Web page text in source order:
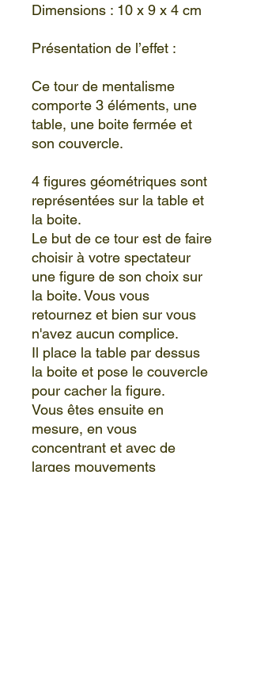
Dimensions : 10 x 9 x 4 cm
Présentation de l’effet :
Ce tour de mentalisme
comporte 3 éléments, une
table, une boite fermée et
son couvercle.
4 figures géométriques sont
représentées sur la table et
la boite.
Le but de ce tour est de faire
choisir à votre spectateur
une figure de son choix sur
la boite. Vous vous
retournez et bien sur vous
n'avez aucun complice.
Il place la table par dessus
la boite et pose le couvercle
pour cacher la figure.
Vous êtes ensuite en
mesure, en vous
concentrant et avec de
larges mouvements